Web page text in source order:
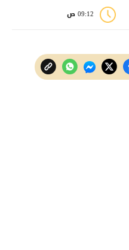
09:12 ص